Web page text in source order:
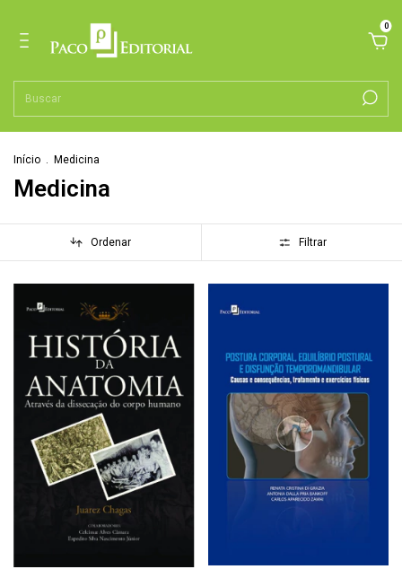
0
Início . Medicina
Medicina
Ordenar Filtrar